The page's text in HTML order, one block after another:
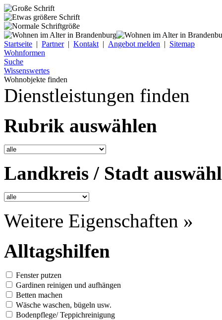
Startseite | Partner| Kontakt | Angebot melden | Sitemap
Wohnformen
Suche
Wissenswertes
Wohnobjekte finden
Dienstleistungen finden
Rubrik auswählen
Landkreis / Stadt
Weitere Eigenschaften »
Alltagshilfen
Fenster putzen
Gardinen reinigen und aufhängen
Betten machen
Wäsche waschen, bügeln usw.
Bodenpflege/ Teppichreinigung